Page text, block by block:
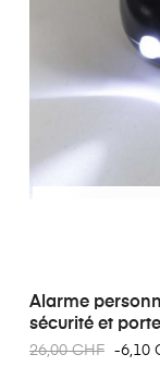
Alarme
sécurité et
26,00 CHF -6,10